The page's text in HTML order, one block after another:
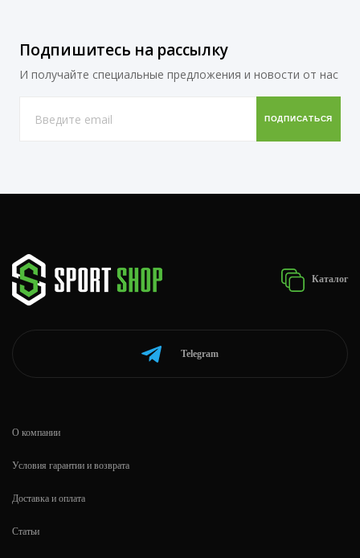
Подпишитесь на рассылку
И получайте специальные предложения и новости от нас
Каталог
Telegram
О компании
Условия гарантии и возврата
Доставка и оплата
Статьи